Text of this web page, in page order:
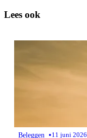
Lees ook
Beleggen •11 juni 2026